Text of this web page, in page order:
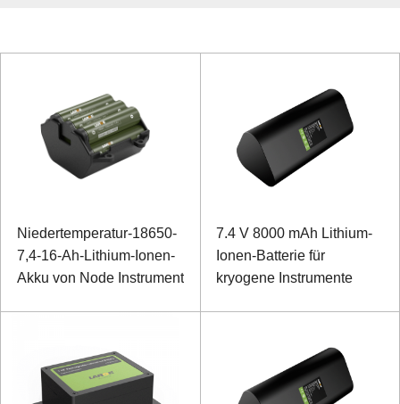
Niedertemperatur-18650-
7,4-16-Ah-Lithium-Ionen-
Akku von Node Instrument
7.4 V 8000 mAh Lithium-
Ionen-Batterie für
kryogene Instrumente